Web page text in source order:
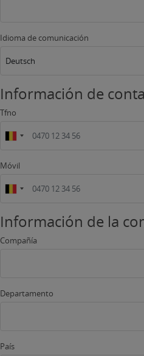
Idioma de comunicación
Deutsch
Información de
Tfno
Móvil
Información de la
Compañía
Departamento
País